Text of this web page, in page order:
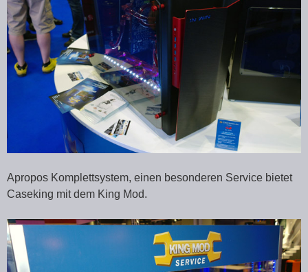
Apropos Komplettsystem, einen besonderen Service bietet
Caseking mit dem King Mod.